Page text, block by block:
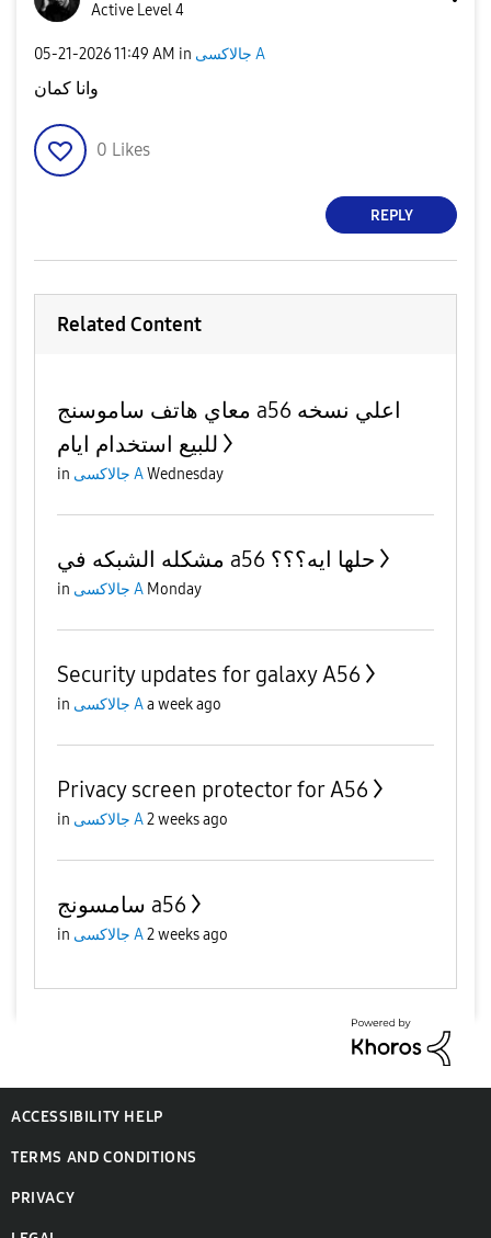
Active Level 4
‎05-21-202611:49 AM in جالاكسى A
وانا كمان
0 Likes
REPLY
Related Content
معاي هاتف ساموسنج a56 اعلي نسخه
للبيع استخدام ايام
in جالاكسى AWednesday
مشكله الشبكه في a56 حلها ايه؟؟؟
in جالاكسى A Monday
Security updates for galaxy A56
in جالاكسى Aa week ago
Privacy screen protector for A56
in جالاكسى A2 weeks ago
سامسونج a56
in جالاكسى A2 weeks ago
ACCESSIBILITY HELP
TERMS AND CONDITIONS
PRIVACY